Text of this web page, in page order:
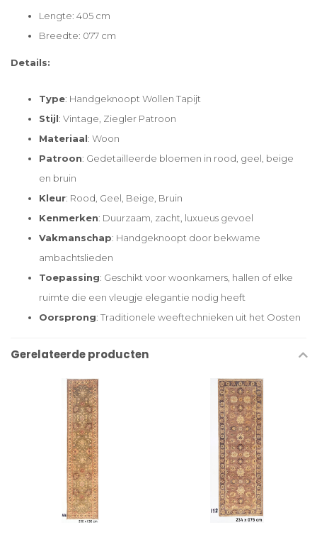
Lengte: 405 cm
Breedte: 077 cm
Details:
Type: Handgeknoopt Wollen Tapijt
Stijl: Vintage, Ziegler Patroon
Materiaal: Woon
Patroon: Gedetailleerde bloemen in rood, geel, beige
en bruin
Kleur: Rood, Geel, Beige, Bruin
Kenmerken: Duurzaam, zacht, luxueus gevoel
Vakmanschap: Handgeknoopt door bekwame
ambachtslieden
Toepassing: Geschikt voor woonkamers, hallen of elke
ruimte die een vleugje elegantie nodig heeft
Oorsprong: Traditionele weeftechnieken uit het Oosten
Gerelateerde producten